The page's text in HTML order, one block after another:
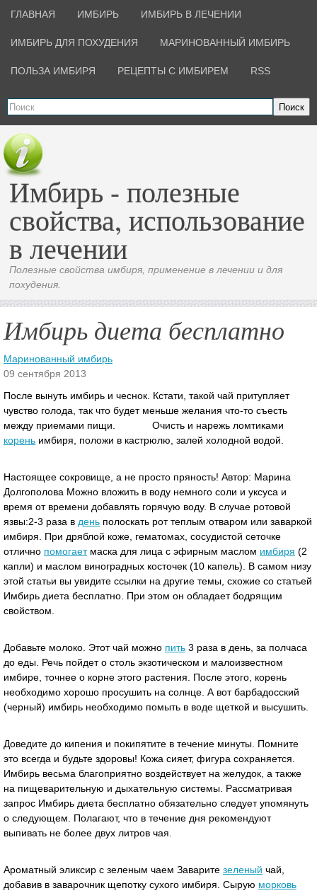
ГЛАВНАЯ ИМБИРЬ ИМБИРЬ В ЛЕЧЕНИИ
ИМБИРЬ ДЛЯ ПОХУДЕНИЯ МАРИНОВАННЫЙ ИМБИРЬ
ПОЛЬЗА ИМБИРЯ РЕЦЕПТЫ С ИМБИРЕМ RSS
Поиск
Имбирь - полезные
свойства, использование
в лечении
Полезные свойства имбиря, применение в лечении и для
похудения.
Имбирь диета бесплатно
Маринованный имбирь
09 сентября 2013
После вынуть имбирь и чеснок. Кстати, такой чай притупляет
чувство голода, так что будет меньше желания что-то съесть
между приемами пищи. Очисть и нарежь ломтиками
корень имбиря, положи в кастрюлю, залей холодной водой.
Настоящее сокровище, а не просто пряность! Автор: Марина
Долгополова Можно вложить в воду немного соли и уксуса и
время от времени добавлять горячую воду. В случае ротовой
язвы:2-3 раза в день полоскать рот теплым отваром или заваркой
имбиря. При дряблой коже, гематомах, сосудистой сеточке
отлично помогаетмаска для лица с эфирным маслом имбиря (2
капли) и маслом виноградных косточек (10 капель). В самом низу
этой статьи вы увидите ссылки на другие темы, схожие со статьей
Имбирь диета бесплатно. При этом он обладает бодрящим
свойством.
Добавьте молоко. Этот чай можно пить 3 раза в день, за полчаса
до еды. Речь пойдет о столь экзотическом и малоизвестном
имбире, точнее о корне этого растения. После этого, корень
необходимо хорошо просушить на солнце. А вот барбадосский
(черный) имбирь необходимо помыть в воде щеткой и высушить.
Доведите до кипения и покипятите в течение минуты. Помните
это всегда и будьте здоровы! Кожа сияет, фигура сохраняется.
Имбирь весьма благоприятно воздействует на желудок, а также
на пищеварительную и дыхательную системы. Рассматривая
запрос Имбирь диета бесплатно обязательно следует упомянуть
о следующем. Полагают, что в течение дня рекомендуют
выпивать не более двух литров чая.
Ароматный эликсир с зеленым чаем Заварите зеленый чай,
добавив в заварочник щепотку сухого имбиря. Сырую морковь